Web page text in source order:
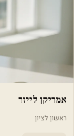
אמריקן לייזר
ראשון לציון